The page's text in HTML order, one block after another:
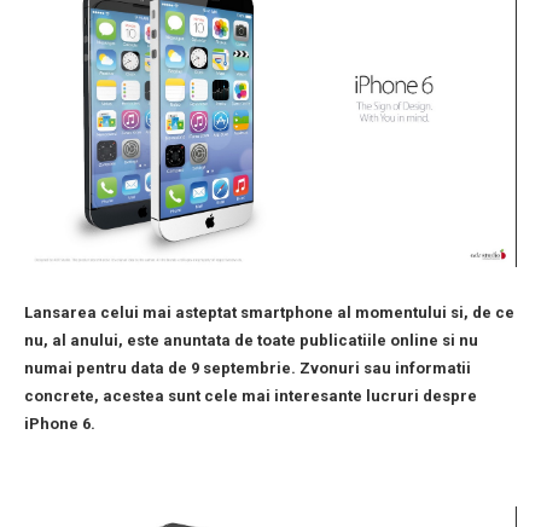
Lansarea celui mai asteptat smartphone al momentului si, de ce
nu, al anului, este anuntata de toate publicatiile online si nu
numai pentru data de 9 septembrie. Zvonuri sau informatii
concrete, acestea sunt cele mai interesante lucruri despre
iPhone 6.